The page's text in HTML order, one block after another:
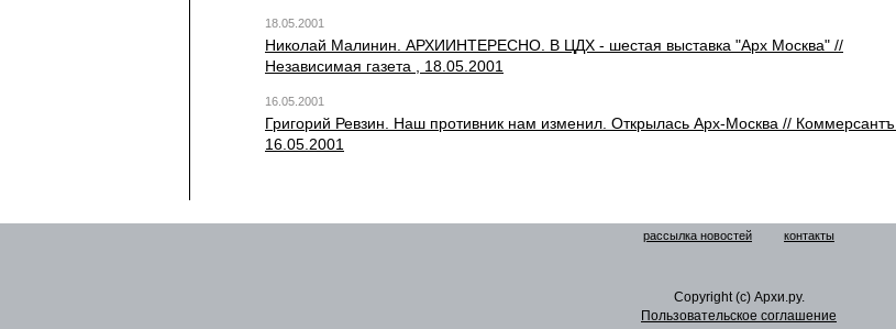
18.05.2001
Николай Малинин. АРХИИНТЕРЕСНО. В ЦДХ - шестая выставка "Арх Москва" //
Независимая газета , 18.05.2001
16.05.2001
Григорий Ревзин. Наш противник нам изменил. Открылась Арх-Москва // Коммерсантъ ,
16.05.2001
рассылка новостей контакты
Copyright (c) Архи.ру.
Пользовательское соглашение